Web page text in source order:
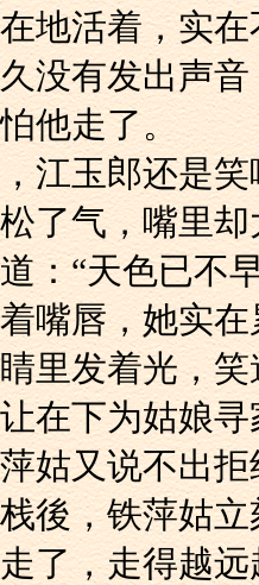
地活着，实
许久没有发出
他走了。
头，江玉郎还
虽松了气，嘴
笑道：“天色已
咬着嘴唇，她
眼睛里发着光
在下为姑娘寻
铁萍姑又说不出
客栈後，铁萍
了，走得越远